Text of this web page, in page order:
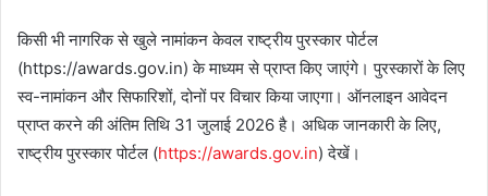
किसी भी नागरिक से खुले नामांकन केवल राष्ट्रीय पुरस्कार पोर्टल
(https://awards.gov.in) के माध्यम से प्राप्त किए जाएंगे। पुरस्कारों के लिए
स्व-नामांकन और सिफारिशों, दोनों पर विचार किया जाएगा। ऑनलाइन आवेदन
प्राप्त करने की अंतिम तिथि 31 जुलाई 2026 है। अधिक जानकारी के लिए,
राष्ट्रीय पुरस्कार पोर्टल (https://awards.gov.in) देखें।